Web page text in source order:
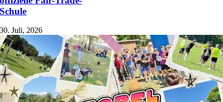
Schule
30. Juli, 2026
Service
Stellenangebote
Kontakt